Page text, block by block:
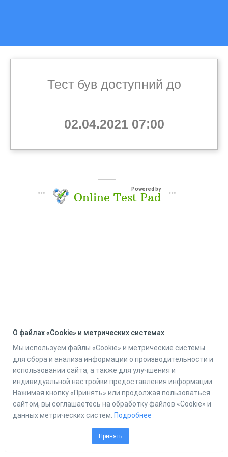
Тест був доступний до
02.04.2021 07:00
Powered by
Online Test Pad
О файлах «Cookie» и метрических системах
Мы используем файлы «Cookie» и метрические системы
для сбора и анализа информации о производительности и
использовании сайта, а также для улучшения и
индивидуальной настройки предоставления информации.
Нажимая кнопку «Принять» или продолжая пользоваться
сайтом, вы соглашаетесь на обработку файлов «Cookie» и
данных метрических систем. Подробнее
Принять